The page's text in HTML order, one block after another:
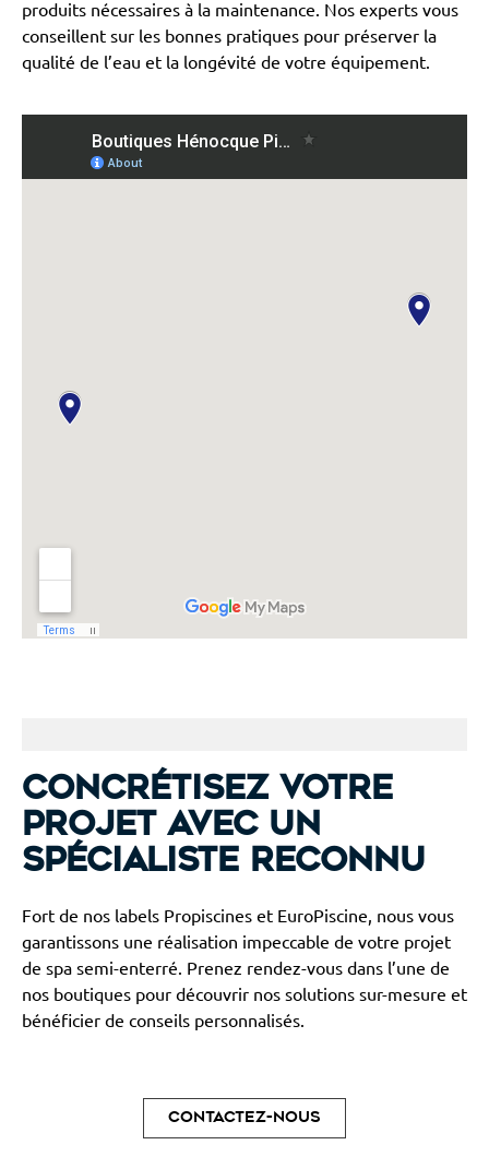
produits nécessaires à la maintenance. Nos experts vous
conseillent sur les bonnes pratiques pour préserver la
qualité de l’eau et la longévité de votre équipement.
Concrétisez votre
projet avec un
spécialiste reconnu
Fort de nos labels Propiscines et EuroPiscine, nous vous
garantissons une réalisation impeccable de votre projet
de spa semi-enterré. Prenez rendez-vous dans l’une de
nos boutiques pour découvrir nos solutions sur-mesure et
bénéficier de conseils personnalisés.
Contactez-nous